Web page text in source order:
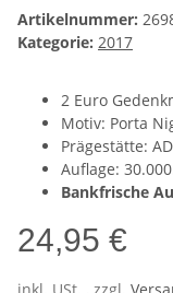
Artikelnummer:
Kategorie: 2017
2 Euro
Motiv: Porta
Prägestätte:
Auflage:
Bankfrische
24,95 €